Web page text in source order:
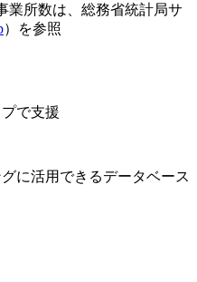
業所数は、総務省統計局サ
）を参照
で支援
に活用できるデータベース